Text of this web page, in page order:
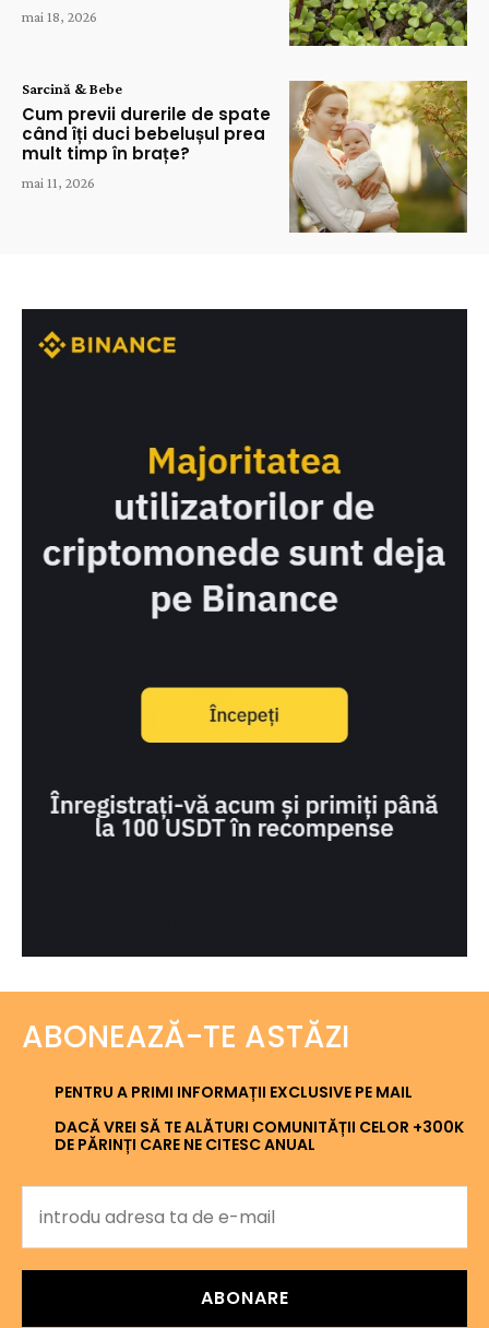
mai 18, 2026
Sarcină & Bebe
Cum previi durerile de spate
când îți duci bebelușul prea
mult timp în brațe?
mai 11, 2026
ABONEAZĂ-TE ASTĂZI
PENTRU A PRIMI INFORMAȚII EXCLUSIVE PE MAIL
DACĂ VREI SĂ TE ALĂTURI COMUNITĂȚII CELOR +300K
DE PĂRINȚI CARE NE CITESC ANUAL
ABONARE